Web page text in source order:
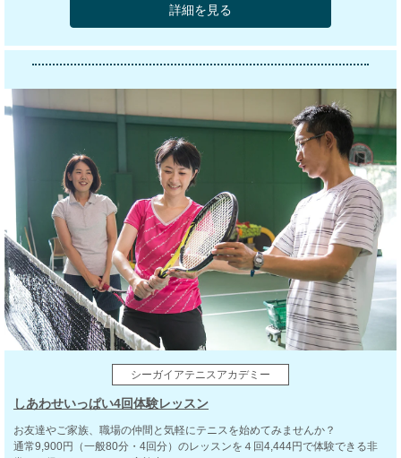
詳細を見る
シーガイアテニスアカデミー
しあわせいっぱい4回体験レッスン
お友達やご家族、職場の仲間と気軽にテニスを始めてみませんか？
通常9,900円（一般80分・4回分）のレッスンを４回4,444円で体験できる非